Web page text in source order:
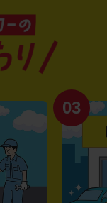
03